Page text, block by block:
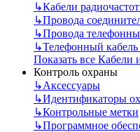
↳Кабели
↳Провода
↳Провода
↳Телефонный
Показать все Кабели
Контроль охраны
↳Аксессуары
↳Идентификаторы
↳Контрольные метки
↳Программное